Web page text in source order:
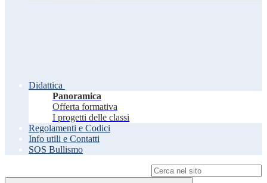
Didattica
Panoramica
Offerta formativa
I progetti delle classi
Regolamenti e Codici
Info utili e Contatti
SOS Bullismo